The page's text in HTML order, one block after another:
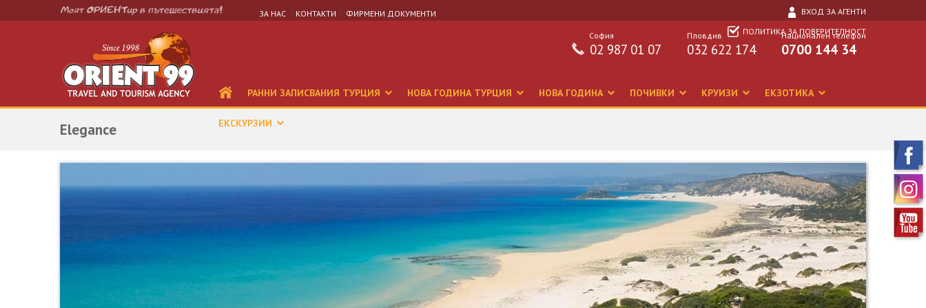
ЗА НАС КОНТАКТИ ФИРМЕНИ ДОКУМЕНТИ
ВХОД ЗА АГЕНТИ
ПОЛИТИКА ЗА ПОВЕРИТЕЛНОСТ
Национален телефон
0700 144 34
Пловдив
032 622 174
София
02 987 01 07
РАННИ ЗАПИСВАНИЯ ТУРЦИЯ НОВА ГОДИНА ТУРЦИЯ НОВА ГОДИНА ПОЧИВКИ КРУИЗИ ЕКЗОТИКА
ЕКСКУРЗИИ
Elegance